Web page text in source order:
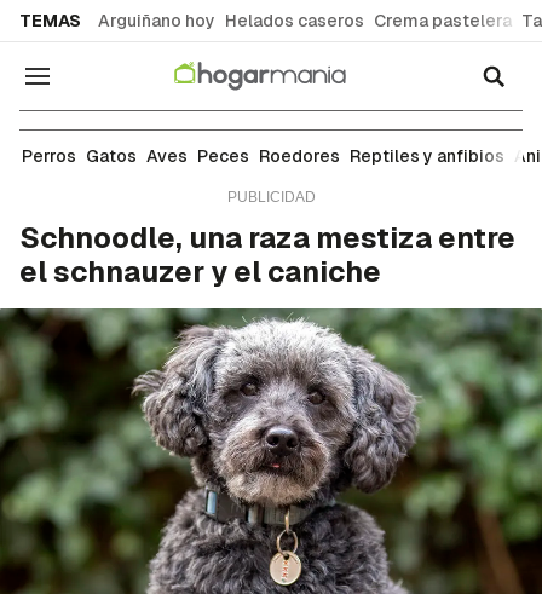
TEMAS Arguiñano hoy Helados caseros Crema pastelera
Navegación
Razas
Perros Gatos Aves Peces Roedores Reptiles y anfibios
Schnoodle, una raza mestiza entre
el schnauzer y el caniche